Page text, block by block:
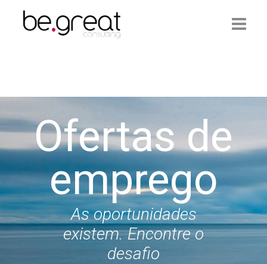
Serviços
Ofertas de Emprego
Artigos
Contactos
Login
Ofertas de
emprego
As oportunidades
existem. Encontre o
desafio